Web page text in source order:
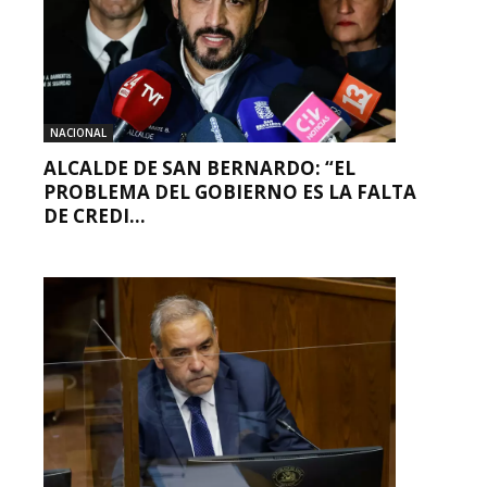
NACIONAL
ALCALDE DE SAN BERNARDO: “EL
PROBLEMA DEL GOBIERNO ES LA FALTA
DE CREDI...